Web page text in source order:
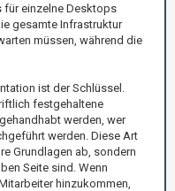
für einzelne Desktops
gesamte Infrastruktur
müssen, während die
ist der Schlüssel.
festgehaltene
werden, wer
werden. Diese Art
Grundlagen ab, sondern
Seite sind. Wenn
hinzukommen,